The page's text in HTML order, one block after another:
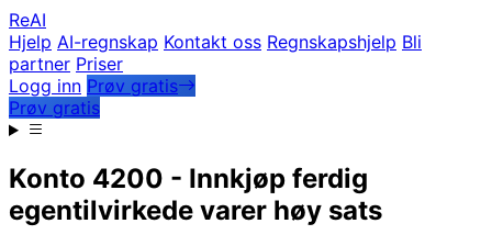
ReAI
Hjelp AI-regnskap Kontakt oss Regnskapshjelp Bli
partner Priser
Logg inn Prøv gratis
Prøv gratis
Konto 4200 - Innkjøp ferdig
egentilvirkede varer høy sats